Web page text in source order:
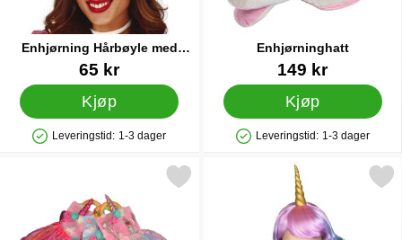
Enhjørning Hårbøyle med
Blomster
Varenummer 87914
65 kr
Kjøp
Produkttilgjengelighet: På lager
Leveringstid: 1-3 dager
Enhjørninghatt
Varenummer 42653
149 kr
Kjøp
Produkttilgjengelighet: På lager
Leveringstid: 1-3 dager
prinsesse Skjørt og Hårbøyle Enhjørning som favoritt
Merk regnbuefarget Unicorn